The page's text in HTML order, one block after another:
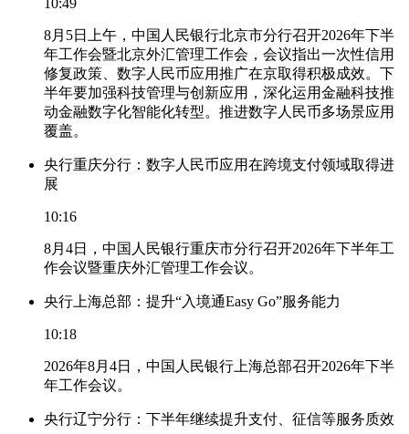
8月5日上午，中国人民银行北京市分行召开2026年下半
年工作会暨北京外汇管理工作会，会议指出一次性信用
修复政策、数字人民币应用推广在京取得积极成效。下
半年要加强科技管理与创新应用，深化运用金融科技推
动金融数字化智能化转型。推进数字人民币多场景应用
覆盖。
央行重庆分行：数字人民币应用在跨境支付领域取得进
展
10:16
8月4日，中国人民银行重庆市分行召开2026年下半年工
作会议暨重庆外汇管理工作会议。
央行上海总部：提升“入境通Easy Go”服务能力
10:18
2026年8月4日，中国人民银行上海总部召开2026年下半
年工作会议。
央行辽宁分行：下半年继续提升支付、征信等服务质效